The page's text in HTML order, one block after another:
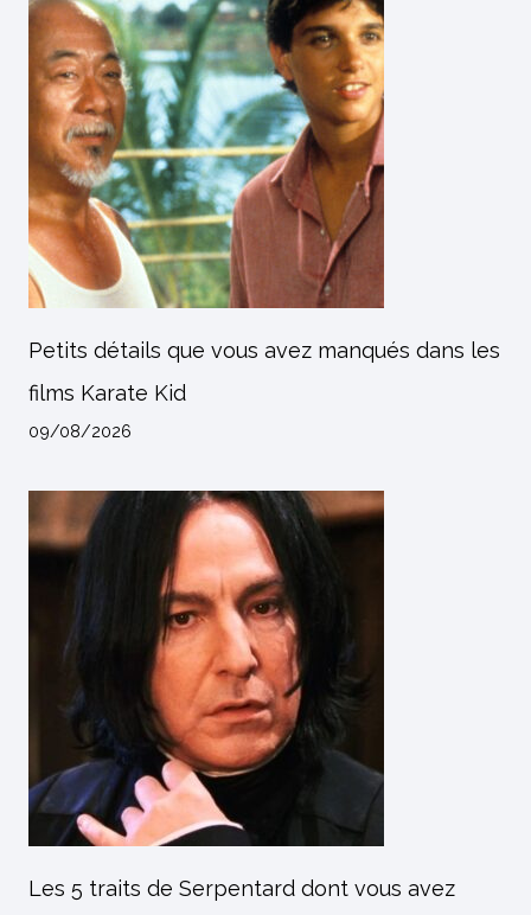
Petits détails que vous avez manqués dans les
films Karate Kid
09/08/2026
Les 5 traits de Serpentard dont vous avez